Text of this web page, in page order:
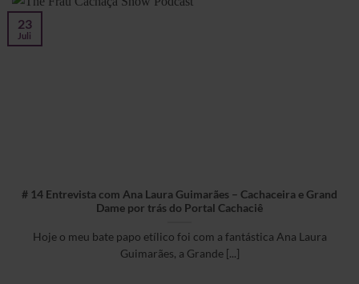
# 14 Entrevista com Ana Laura Guimarães – Cachaceira e Grand
Dame por trás do Portal Cachaciê
Hoje o meu bate papo etílico foi com a fantástica Ana Laura
Guimarães, a Grande [...]
23
Juli